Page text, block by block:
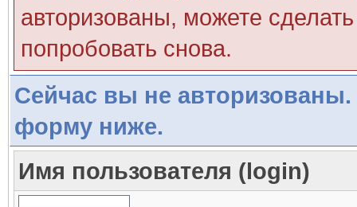
авторизованы, можете
попробовать снова.
Сейчас вы не авторизованы.
форму ниже.
Имя пользователя (login)